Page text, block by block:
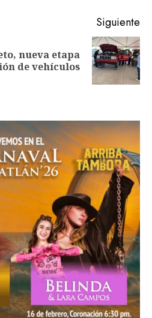
Siguiente
nueva etapa
de vehículos